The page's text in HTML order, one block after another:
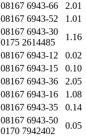
08167 6943-66 2.01
08167 6943-52 1.01
08167 6943-30
0175 2614485
1.16
08167 6943-12 0.02
08167 6943-15 0.10
08167 6943-36 2.05
08167 6943-16 1.08
08167 6943-35 0.14
08167 6943-50
0170 7942402
0.05